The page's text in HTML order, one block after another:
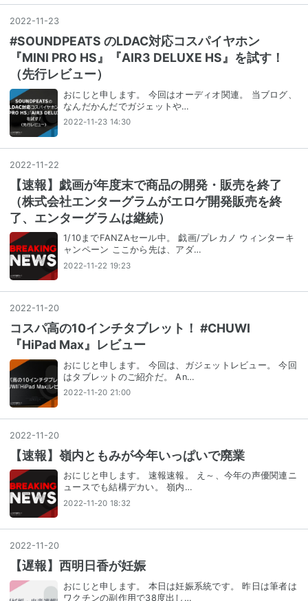
2022-11 -23
#SOUNDPEATS のLDAC対応コスパイヤホン
『MINI PRO HS』『AIR3 DELUXE HS』を試す！
（先行レビュー）
おにじと申します。 今回はオーディオ関連。 当ブログ、
なんだかんだでガジェットや…
2022-11-23 14:30
2022-11-22
【速報】戯画が年度末で商品の開発・販売を終了
（株式会社エンターグラムがエロゲ開発販売を終
了、エンターグラムは継続）
1/10までFANZAセール中。 戯画/プレカノ ウィンターキ
ャンペーン ここから先は、アダ…
2022-11-22 19:23
2022-11 -20
コスパ高の10インチタブレット！ #CHUWI
『HiPad Max』レビュー
おにじと申します。 今回は、ガジェットレビュー。 今回
はタブレットのご紹介だ。 An…
2022-11-20 21:00
2022-11 -20
【速報】嶺内ともみが今年いっぱいで廃業
おにじと申します。 速報速報。 え～、今年の声優関連ニ
ュースでも結構デカい。 嶺内…
2022-11-20 18:32
2022-11 -20
【遅報】西明日香が妊娠
おにじと申します。 本日は妊娠系統です。 昨日は筆者は
ワクチンの副作用で38度出し…